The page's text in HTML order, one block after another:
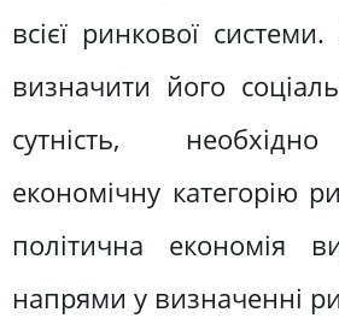
всієї ринкової
визначити його
сутність,
економічну категорію
політична економія
напрями у визначенні